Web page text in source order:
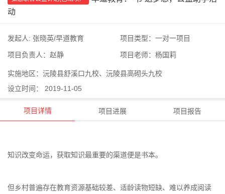
动
发起人: 张晓英/早道教育
项目负责人：赵静
项目类型：一对一项目
项目老师：杨国莉
实施地区：沅陵县舒溪口九校、沅陵县高砌头九校
设立时间： 2019-11-05
项目详情 项目进展 项目报告
知识改变命运，获取知识最重要的渠道便是书本。
但乡村普遍存在教育资源基础较差、适龄读物短缺、难以养成阅读